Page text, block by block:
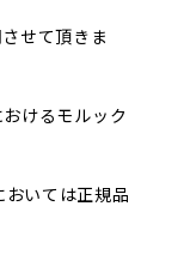
せて頂きま
けるモルック
いては正規品